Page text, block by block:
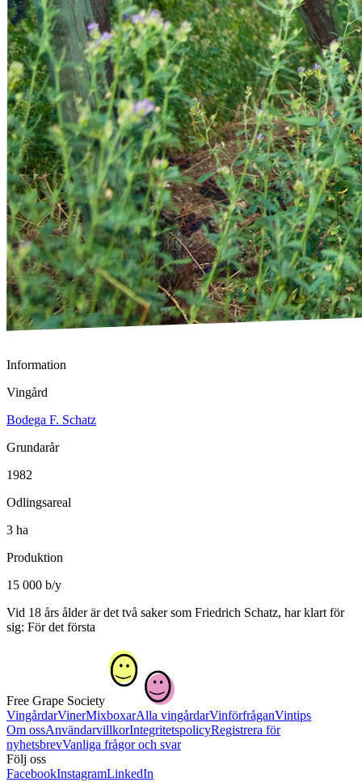
Information
Vingård
Bodega F. Schatz
Grundarår
1982
Odlingsareal
3 ha
Produktion
15 000 b/y
Vid 18 års ålder är det två saker som Friedrich Schatz, har klart för
sig: För det första
Free Grape Society
VingårdarVinerMixboxarAlla vingårdarVinförfråganVintips
Om ossAnvändarvillkorIntegritetspolicyRegistrera för
nyhetsbrevVanliga frågor och svar
Följ oss
FacebookInstagramLinkedIn